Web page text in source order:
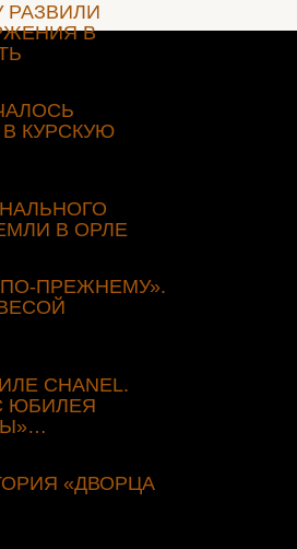
РАЗВИЛИ
В
КУРСКУЮ
В ОРЛЕ
ПРЕЖНЕМУ».
СHANEL.
ЮБИЛЕЯ
«ДВОРЦА